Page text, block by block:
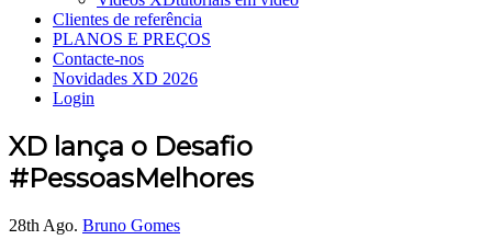
Clientes de referência
PLANOS E PREÇOS
Contacte-nos
Novidades XD 2026
Login
XD lança o Desafio
#PessoasMelhores
28th Ago. Bruno Gomes